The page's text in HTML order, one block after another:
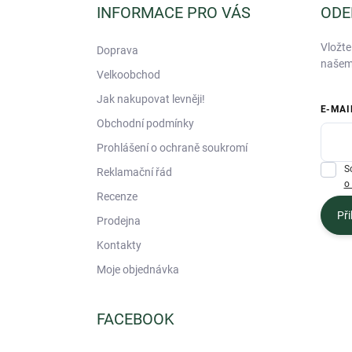
INFORMACE PRO VÁS
Doprava
Velkoobchod
Jak nakupovat levněji!
Obchodní podmínky
Prohlášení o ochraně soukromí
Reklamační řád
Recenze
Prodejna
Kontakty
Moje objednávka
E-
o
FACEBOOK